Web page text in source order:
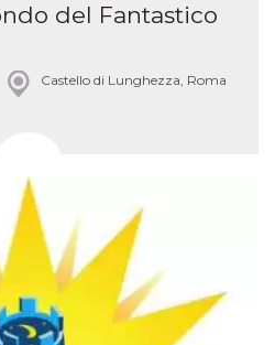
del Fantastico
Castello di Lunghezza, Roma